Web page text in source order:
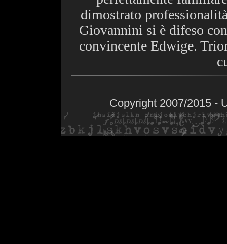
dimostrato
Giovannini si è difeso
convincente Edwige.
Copyright 2007/2015 -